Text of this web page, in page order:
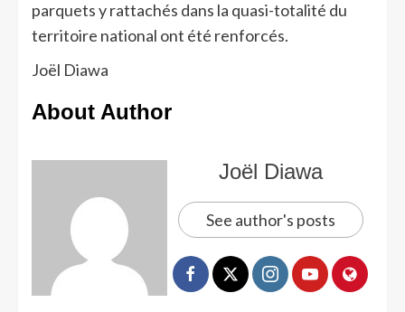
parquets y rattachés dans la quasi-totalité du
territoire national ont été renforcés.
Joël Diawa
About Author
Joël Diawa
See author's posts